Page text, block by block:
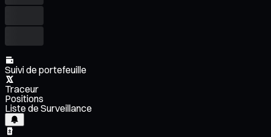
Suivi de portefeuille
Traceur
Positions
Liste de Surveillance